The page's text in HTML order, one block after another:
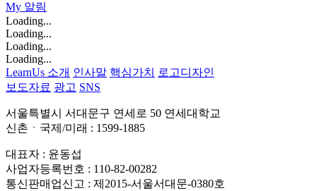
My 알림
Loading...
Loading...
Loading...
Loading...
LearnUs 소개 인사말 핵심가치
로고디자인
보도자료 광고 SNS
서울특별시 서대문구 연세로 50 연세대학교
신촌ㆍ국제/미래 : 1599-1885
대표자 : 윤동섭
사업자등록번호 : 110-82-00282
통신판매업신고 : 제2015-서울서대문-0380호